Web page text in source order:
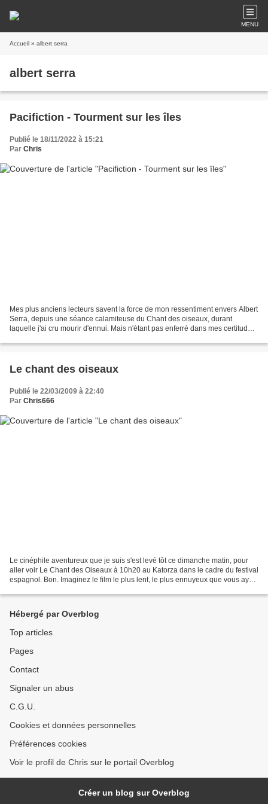
MENU
Accueil » albert serra
albert serra
Pacifiction - Tourment sur les îles
Publié le 18/11/2022 à 15:21
Par Chris
Mes plus anciens lecteurs savent la force de mon ressentiment envers Albert
Serra, depuis une séance calamiteuse du Chant des oiseaux, durant
laquelle j'ai cru mourir d'ennui. Mais n'étant pas enferré dans mes certitudes,
Le chant des oiseaux
Publié le 22/03/2009 à 22:40
Par Chris666
Le cinéphile aventureux que je suis s'est levé tôt ce dimanche matin, pour
aller voir Le Chant des Oiseaux à 10h20 au Katorza dans le cadre du festival
espagnol. Bon. Imaginez le film le plus lent, le plus ennuyeux que vous ayez
Hébergé par Overblog
Top articles
Pages
Contact
Signaler un abus
C.G.U.
Cookies et données personnelles
Préférences cookies
Voir le profil de Chris sur le portail Overblog
Créer un blog sur Overblog